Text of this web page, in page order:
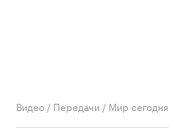
Видео / Передачи / Мир сегодня